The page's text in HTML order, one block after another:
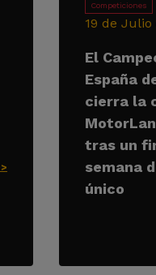
Competiciones
19 de Julio
El
España
cierra la
tras un
semana
único